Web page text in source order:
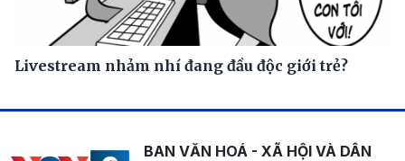
Livestream nhảm nhí đang đầu độc giới trẻ?
BAN VĂN HOÁ - XÃ HỘI VÀ DÂN